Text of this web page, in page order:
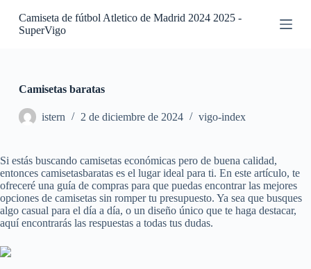
S
e
n
i
d
o
Camiseta de fútbol Atletico de Madrid 2024 2025 -
SuperVigo
Camisetas baratas
istern 2 de diciembre de 2024 vigo-index
Si estás buscando camisetas económicas pero de buena calidad,
entonces camisetasbaratas es el lugar ideal para ti. En este artículo, te
ofreceré una guía de compras para que puedas encontrar las mejores
opciones de camisetas sin romper tu presupuesto. Ya sea que busques
algo casual para el día a día, o un diseño único que te haga destacar,
aquí encontrarás las respuestas a todas tus dudas.